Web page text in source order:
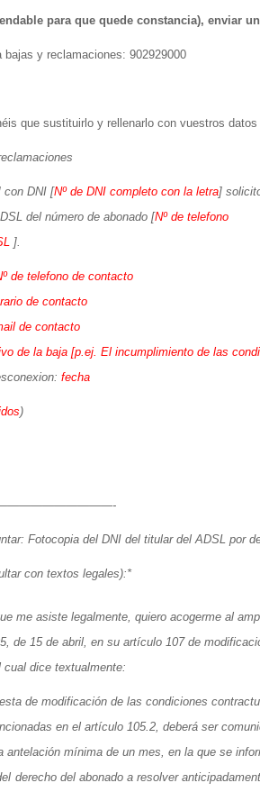
para que quede constancia), enviar
bajas y reclamaciones: 902929000
que sustituirlo y rellenarlo con vuestros datos
con DNI [Nº de DNI completo con la letra]
del número de abonado [Nº de telefono
].
de telefono de contacto
de contacto
de contacto
de la baja [p.ej. El incumplimiento de las
fecha
)
Fotocopia del DNI del titular del ADSL por
con textos legales):*
me asiste legalmente, quiero acogerme al
de 15 de abril, en su artículo 107 de
dice textualmente:
de modificación de las condiciones
en el artículo 105.2, deberá ser
antelación mínima de un mes, en la que se
derecho del abonado a resolver